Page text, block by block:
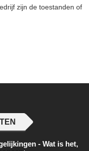
zijn de toestanden of
- Wat is het,